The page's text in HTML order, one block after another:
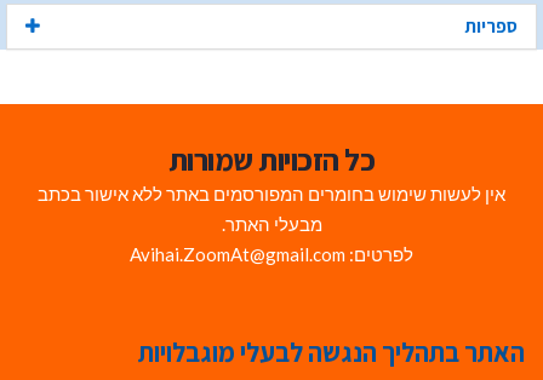
ספריות
כל הזכויות שמורות
אין לעשות שימוש בחומרים המפורסמים באתר ללא אישור בכתב
מבעלי האתר.
לפרטים: Avihai.ZoomAt@gmail.com
האתר בתהליך הנגשה לבעלי מוגבלויות